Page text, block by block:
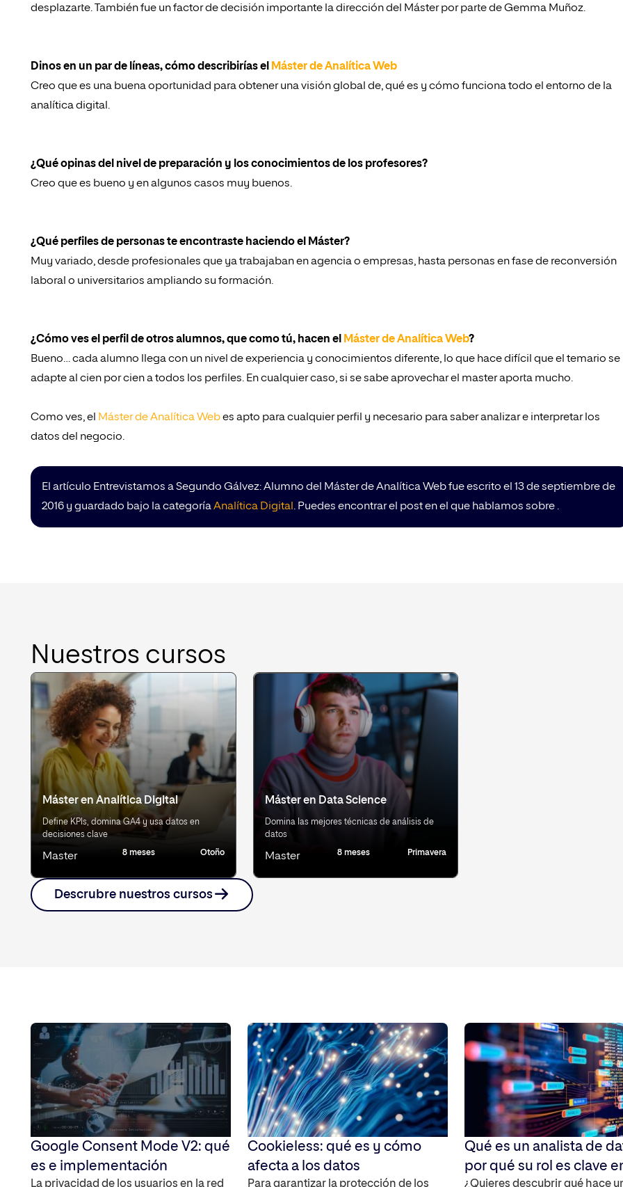
desplazarte. También fue un factor de decisión importante la dirección del Máster por parte de Gemma Muñoz.
Dinos en un par de líneas, cómo describirías el
Máster de Analítica Web
Creo que es una buena oportunidad para obtener una visión global de, qué es y cómo funciona todo el entorno de la
analítica digital.
¿Qué opinas del nivel de preparación y los conocimientos de los profesores?
Creo que es bueno y en algunos casos muy buenos.
¿Qué perfiles de personas te encontraste haciendo el Máster?
Muy variado, desde profesionales que ya trabajaban en agencia o empresas, hasta personas en fase de reconversión
laboral o universitarios ampliando su formación.
¿Cómo ves el perfil de otros alumnos, que como tú, hacen el Máster de Analítica Web?
Bueno… cada alumno llega con un nivel de experiencia y conocimientos diferente, lo que hace difícil que el temario se
adapte al cien por cien a todos los perfiles. En cualquier caso, si se sabe aprovechar el master aporta mucho.
Como ves, el Máster de Analítica Webes apto para cualquier perfil y necesario para saber analizar e interpretar los
datos del negocio.
El artículo Entrevistamos a Segundo Gálvez: Alumno del Máster de Analítica Web fue escrito el 13 de septiembre de
2016 y guardado bajo la categoríaAnalítica Digital . Puedes encontrar el post en el que hablamos sobre .
Nuestros cursos
Máster en Analítica Digital
Define KPIs, domina GA4 y usa datos en
decisiones clave
Master 8 meses Otoño
Máster en Data Science
Domina las mejores técnicas de análisis de
datos
Master 8 meses Primavera
Descrubre nuestros cursos
Google Consent Mode V2: qué
es e implementación
La privacidad de los usuarios en la red
Cookieless: qué es y cómo
afecta a los datos
Para garantizar la protección de los
Qué es un analista de
por qué su rol es clave
¿Quieres descubrir qué hace